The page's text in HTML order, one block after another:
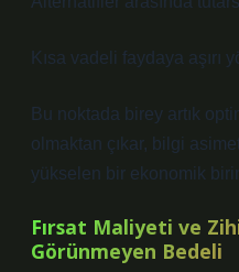
Kısa vadeli faydaya aşırı
Bu noktada birey artık
olmaktan çıkar, bilgi
yükselen bir ekonomik
Fırsat Maliyeti ve
Görünmeyen Bedeli